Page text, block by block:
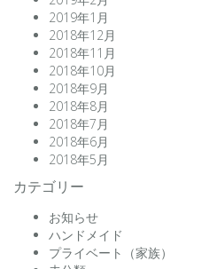
2019年1月
2018年12月
2018年11月
2018年10月
2018年9月
2018年8月
2018年7月
2018年6月
2018年5月
カテゴリー
お知らせ
ハンドメイド
プライベート（家族）